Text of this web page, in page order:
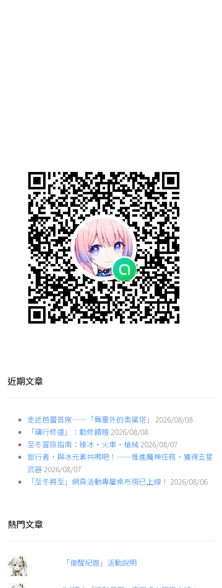
近期文章
走近芭蕾首席——「舞臺外的奧黛塔」
2026/08/08
「礪行修遠」：勤修饋贈 2026/08/08
至冬冒險指南：臻冰·火車·槍械2026/08/07
旅行者，與冰元素共鳴吧！——推進魔神任務，獲得五星
武器2026/08/07
「至冬將至」網頁活動專屬桌布現已上線！ 2026/08/06
熱門文章
「復醒紀遊」活動說明